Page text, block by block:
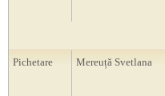
Pichetare Mereuță Svetlana